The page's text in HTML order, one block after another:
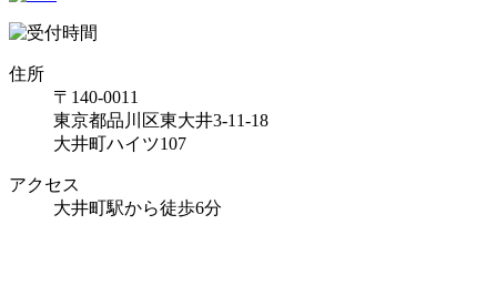
住所
〒140-0011
東京都品川区東大井3-11-18
大井町ハイツ107
アクセス
大井町駅から徒歩6分